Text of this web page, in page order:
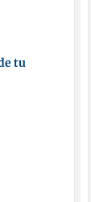
tu